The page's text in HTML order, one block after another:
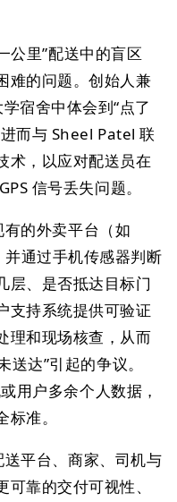
公里”配送中的盲区
的问题。创始人兼
宿舍中体会到“点了
而与 Sheel Patel 联
术，以应对配送员在
信号丢失问题。
的外卖平台（如
通过手机传感器判断
层、是否抵达目标门
支持系统提供可验证
理和现场核查，从而
送达”引起的争议。
用户多余个人数据，
准。
平台、商家、司机与
靠的交付可视性、